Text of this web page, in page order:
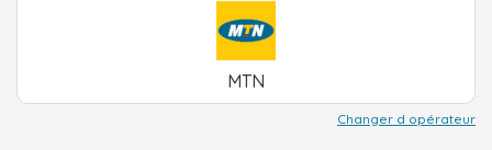
MTN
Changer d opérateur